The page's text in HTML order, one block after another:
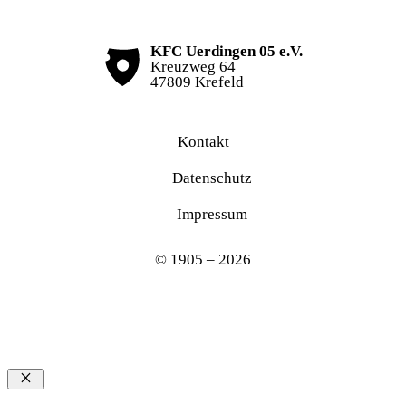
KFC Uerdingen 05 e.V.
Kreuzweg 64
47809 Krefeld
Kontakt
Datenschutz
Impressum
© 1905 – 2026